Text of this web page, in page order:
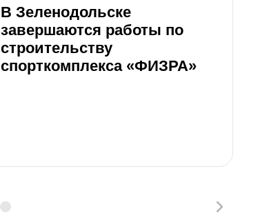
В Зеленодольске
завершаются работы по
строительству
спорткомплекса «ФИЗРА»